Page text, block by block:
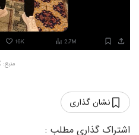
منبع: X
نشان گذاری